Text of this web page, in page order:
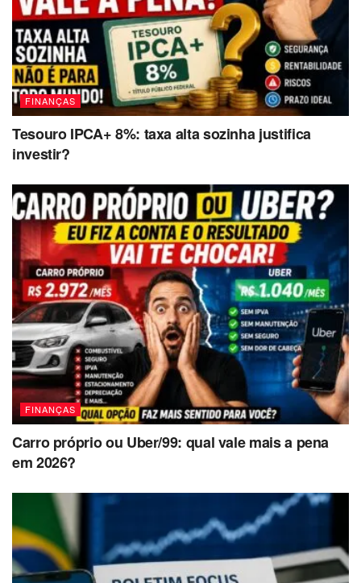
FINANÇAS
Tesouro IPCA+ 8%: taxa alta sozinha justifica
investir?
FINANÇAS
Carro próprio ou Uber/99: qual vale mais a pena
em 2026?